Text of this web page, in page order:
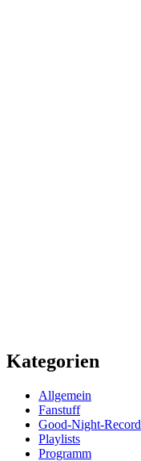
Kategorien
Allgemein
Fanstuff
Good-Night-Record
Playlists
Programm